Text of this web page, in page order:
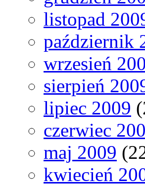
listopad
październik
wrzesień
sierpień
lipiec 2009
czerwiec
maj 2009
kwiecień